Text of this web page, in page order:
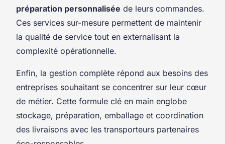
préparation personnalisée de leurs commandes.
Ces services sur-mesure permettent de maintenir
la qualité de service tout en externalisant la
complexité opérationnelle.
Enfin, la gestion complète répond aux besoins des
entreprises souhaitant se concentrer sur leur cœur
de métier. Cette formule clé en main englobe
stockage, préparation, emballage et coordination
des livraisons avec les transporteurs partenaires